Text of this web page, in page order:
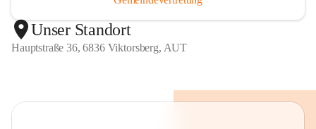
Unser Standort
Hauptstraße 36, 6836 Viktorsberg, AUT